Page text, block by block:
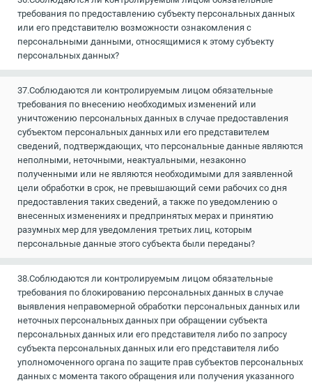
требования по предоставлению субъекту персональных данных
или его представителю возможности ознакомления с
персональными данными, относящимися к этому субъекту
персональных данных?
37.Соблюдаются ли контролируемым лицом обязательные
требования по внесению необходимых изменений или
уничтожению персональных данных в случае предоставления
субъектом персональных данных или его представителем
сведений, подтверждающих, что персональные данные являются
неполными, неточными, неактуальными, незаконно
полученными или не являются необходимыми для заявленной
цели обработки в срок, не превышающий семи рабочих со дня
предоставления таких сведений, а также по уведомлению о
внесенных изменениях и предпринятых мерах и принятию
разумных мер для уведомления третьих лиц, которым
персональные данные этого субъекта были переданы?
38.Соблюдаются ли контролируемым лицом обязательные
требования по блокированию персональных данных в случае
выявления неправомерной обработки персональных данных или
неточных персональных данных при обращении субъекта
персональных данных или его представителя либо по запросу
субъекта персональных данных или его представителя либо
уполномоченного органа по защите прав субъектов персональных
данных с момента такого обращения или получения указанного